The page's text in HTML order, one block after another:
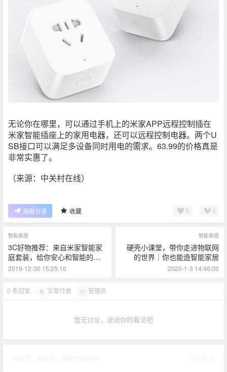
无论你在哪里，可以通过手机上的米家APP远程控制插在
米家智能插座上的家用电器，还可以远程控制电器。两个U
SB接口可以满足多设备同时用电的需求。63.99的价格真是
非常实惠了。
（来源：中关村在线）
海报分享 收藏 0 0
智能家居
3C好物推荐：来自米家智能家
庭套装，给你安心和智能的产
品体验
2019-12-30 15:25:10
智能家居
硬壳小课堂，带你走进物联网
的世界｜你也能造智能家居
2020-1-3 14:46:00
0 条回复 A 文章作者 M 管理员
暂无讨论，说说你的看法吧